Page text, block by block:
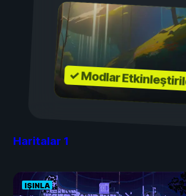
✓ Modlar
Haritalar 1
IŞINLA